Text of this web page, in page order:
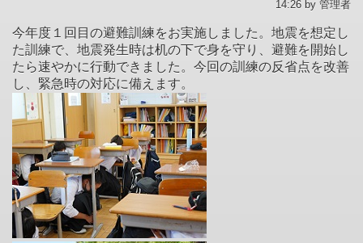
14:26 by 管理者
今年度１回目の避難訓練をお実施しました。地震を想定し
た訓練で、地震発生時は机の下で身を守り、避難を開始し
たら速やかに行動できました。今回の訓練の反省点を改善
し、緊急時の対応に備えます。